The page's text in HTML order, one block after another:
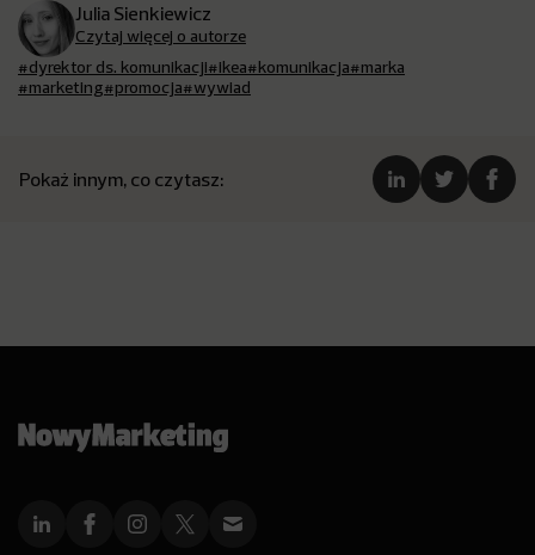
Julia Sienkiewicz
Czytaj więcej o autorze
#dyrektor ds. komunikacji#ikea#komunikacja#marka
#marketing#promocja#wywiad
Pokaż innym, co czytasz: